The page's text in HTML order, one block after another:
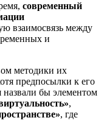
современный
взаимосвязь между
и
методики их
предпосылки к его
бы элементом
,
, где